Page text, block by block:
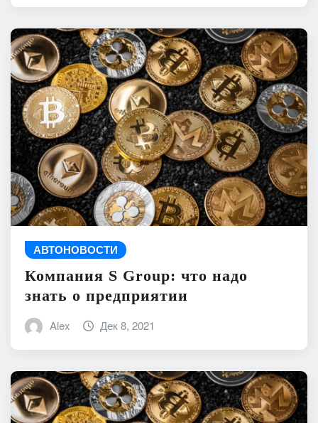
АВТОНОВОСТИ
Компания S Group: что надо
знать о предприятии
Alex Дек 8, 2021